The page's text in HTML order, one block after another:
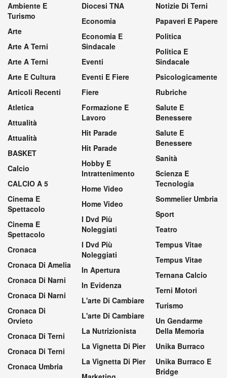
Ambiente E
Turismo
Arte
Arte A Terni
Arte A Terni
Arte E Cultura
Articoli Recenti
Atletica
Attualità
Attualità
BASKET
Calcio
CALCIO A 5
Cinema E
Spettacolo
Cinema E
Spettacolo
Cronaca
Cronaca Di Amelia
Cronaca Di Narni
Cronaca Di Narni
Cronaca Di
Orvieto
Cronaca Di Terni
Cronaca Di Terni
Cronaca Umbria
Diocesi TNA
Economia
Economia E
Sindacale
Eventi
Eventi E Fiere
Fiere
Formazione E
Lavoro
Hit Parade
Hit Parade
Hobby E
Intrattenimento
Home Video
Home Video
I Dvd Più
Noleggiati
I Dvd Più
Noleggiati
In Apertura
In Evidenza
L'arte Di Cambiare
L'arte Di Cambiare
La Nutrizionista
La Vignetta Di Pier
La Vignetta Di Pier
Notizie Di Terni
Papaveri E Papere
Politica
Politica E
Sindacale
Psicologicamente
Rubriche
Salute E
Benessere
Salute E
Benessere
Sanità
Scienza E
Tecnologia
Sommelier Umbria
Sport
Teatro
Tempus Vitae
Tempus Vitae
Ternana Calcio
Terni Motori
Turismo
Un Gendarme
Della Memoria
Unika Burraco
Unika Burraco E
Bridge